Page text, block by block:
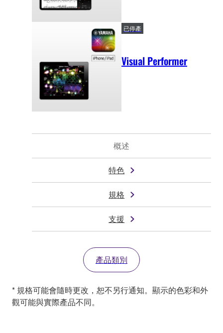
Visual Performer
已停產
概述
特色
規格
支援
產品類別
* 規格可能會隨時更改，恕不另行通知。顯示的色彩和外
觀可能與實際產品不同。